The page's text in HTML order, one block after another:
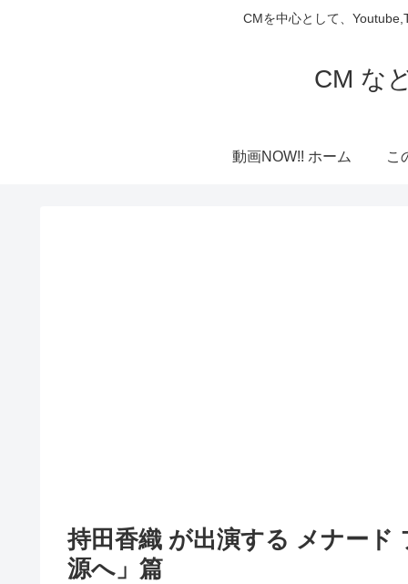
CMを中心として、
CM な
動画NOW!! ホーム こ
持田香織 が出演する メナード
源へ」篇